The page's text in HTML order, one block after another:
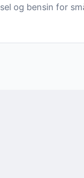
og bensin for